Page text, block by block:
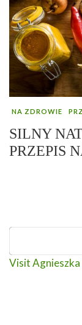
NA ZDROWIE
SILNY
PRZEPIS
Visit